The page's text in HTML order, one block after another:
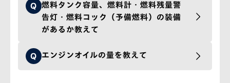
Q
燃料タンク容量、燃料計・燃料残量警
告灯・燃料コック（予備燃料）の装備
があるか教えて
Q エンジンオイルの量を教えて